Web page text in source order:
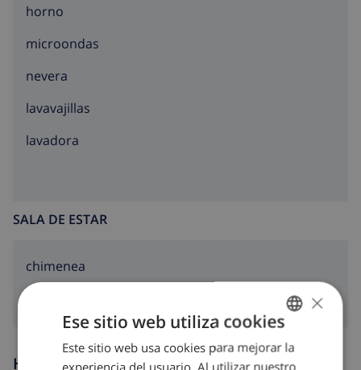
horno
microondas
nevera
lavavajillas
lavadora
SALA DE ESTAR
chimenea
Horario de llegada y salida
SPANISH
×
Ese sitio web utiliza cookies
Este sitio web usa cookies para mejorar la
experiencia del usuario. Al utilizar nuestro